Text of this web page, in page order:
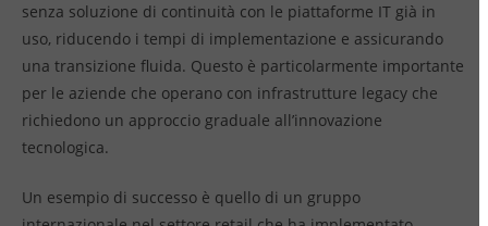
senza soluzione di continuità con le piattaforme IT già in
uso, riducendo i tempi di implementazione e assicurando
una transizione fluida. Questo è particolarmente importante
per le aziende che operano con infrastrutture legacy che
richiedono un approccio graduale all’innovazione
tecnologica.
Un esempio di successo è quello di un gruppo